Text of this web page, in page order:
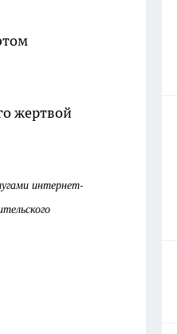
жертвой
интернет-